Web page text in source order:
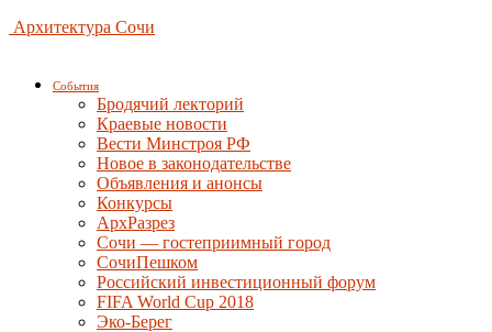
Архитектура Сочи
События
Бродячий лекторий
Краевые новости
Вести Минстроя РФ
Новое в законодательстве
Объявления и анонсы
Конкурсы
АрхРазрез
Сочи — гостеприимный город
СочиПешком
Российский инвестиционный форум
FIFA World Cup 2018
Эко-Берег